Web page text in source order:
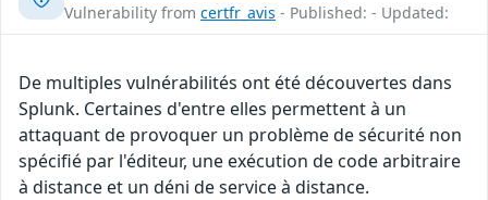
Vulnerability from certfr_avis - Published: - Updated:
De multiples vulnérabilités ont été découvertes dans
Splunk. Certaines d'entre elles permettent à un
attaquant de provoquer un problème de sécurité non
spécifié par l'éditeur, une exécution de code arbitraire
à distance et un déni de service à distance.